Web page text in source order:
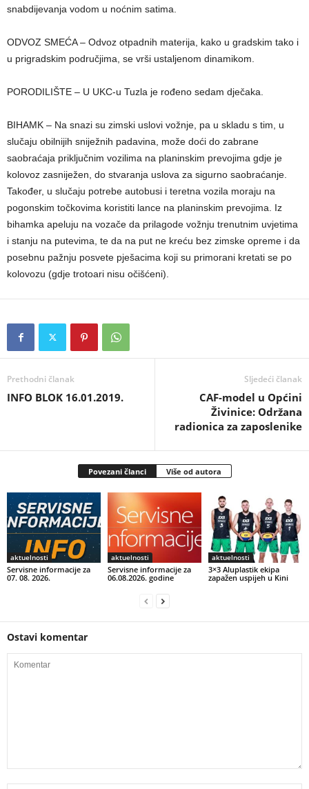
snabdijevanja vodom u noćnim satima.
ODVOZ SMEĆA – Odvoz otpadnih materija, kako u gradskim tako i
u prigradskim područjima, se vrši ustaljenom dinamikom.
PORODILIŠTE – U UKC-u Tuzla je rođeno sedam dječaka.
BIHAMK – Na snazi su zimski uslovi vožnje, pa u skladu s tim, u
slučaju obilnijih sniježnih padavina, može doći do zabrane
saobraćaja priključnim vozilima na planinskim prevojima gdje je
kolovoz zasniježen, do stvaranja uslova za sigurno saobraćanje.
Također, u slučaju potrebe autobusi i teretna vozila moraju na
pogonskim točkovima koristiti lance na planinskim prevojima. Iz
bihamka apeluju na vozače da prilagode vožnju trenutnim uvjetima
i stanju na putevima, te da na put ne kreću bez zimske opreme i da
posebnu pažnju posvete pješacima koji su primorani kretati se po
kolovozu (gdje trotoari nisu očišćeni).
Prethodni članak
INFO BLOK 16.01.2019.
Sljedeći članak
CAF-model u Općini
Živinice: Održana
radionica za zaposlenike
Povezani članci Više od autora
aktuelnosti
Servisne informacije za
07. 08. 2026.
aktuelnosti
Servisne informacije za
06.08.2026. godine
aktuelnosti
3×3 Aluplastik ekipa
zapažen uspijeh u Kini
Ostavi komentar